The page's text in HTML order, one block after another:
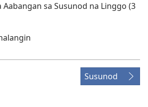
Aabangan sa Susunod na Linggo (3
Susunod